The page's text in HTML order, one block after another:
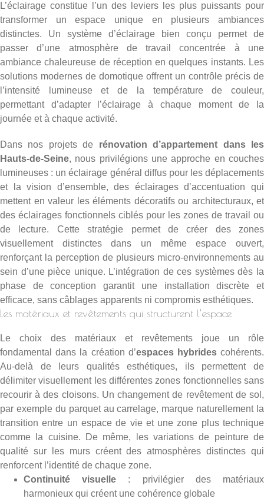
L’éclairage constitue l’un des leviers les plus puissants pour
transformer un espace unique en plusieurs ambiances
distinctes. Un système d’éclairage bien conçu permet de
passer d’une atmosphère de travail concentrée à une
ambiance chaleureuse de réception en quelques instants. Les
solutions modernes de domotique offrent un contrôle précis de
l’intensité lumineuse et de la température de couleur,
permettant d’adapter l’éclairage à chaque moment de la
journée et à chaque activité.
Dans nos projets de rénovation d’appartement dans les
Hauts-de-Seine, nous privilégions une approche en couches
lumineuses : un éclairage général diffus pour les déplacements
et la vision d’ensemble, des éclairages d’accentuation qui
mettent en valeur les éléments décoratifs ou architecturaux, et
des éclairages fonctionnels ciblés pour les zones de travail ou
de lecture. Cette stratégie permet de créer des zones
visuellement distinctes dans un même espace ouvert,
renforçant la perception de plusieurs micro-environnements au
sein d’une pièce unique. L’intégration de ces systèmes dès la
phase de conception garantit une installation discrète et
efficace, sans câblages apparents ni compromis esthétiques.
Les matériaux et revêtements qui structurent l’espace
Le choix des matériaux et revêtements joue un rôle
fondamental dans la création d’espaces hybridescohérents.
Au-delà de leurs qualités esthétiques, ils permettent de
délimiter visuellement les différentes zones fonctionnelles sans
recourir à des cloisons. Un changement de revêtement de sol,
par exemple du parquet au carrelage, marque naturellement la
transition entre un espace de vie et une zone plus technique
comme la cuisine. De même, les variations de peinture de
qualité sur les murs créent des atmosphères distinctes qui
renforcent l’identité de chaque zone.
Continuité visuelle : privilégier des matériaux
harmonieux qui créent une cohérence globale